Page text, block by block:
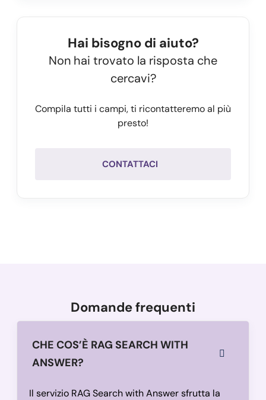
Hai bisogno di aiuto?
Non hai trovato la risposta che
cercavi?
Compila tutti i campi, ti ricontatteremo al più
presto!
CONTATTACI
Domande frequenti
CHE COS’È RAG SEARCH WITH
ANSWER?
Il servizio RAG Search with Answer sfrutta la